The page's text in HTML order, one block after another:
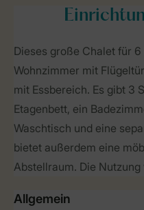
Dieses große Chalet für
Wohnzimmer mit
mit Essbereich. Es gibt 3
Etagenbett, ein
Waschtisch und eine
bietet außerdem eine
Abstellraum. Die
Allgemein